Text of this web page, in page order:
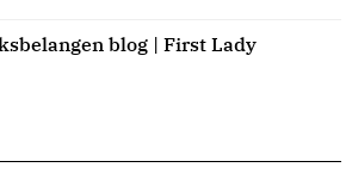
blog | First Lady